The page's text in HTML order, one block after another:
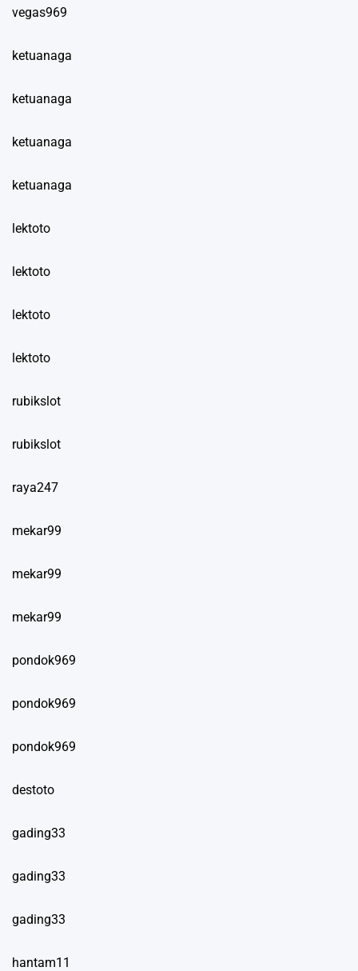
vegas969
ketuanaga
ketuanaga
ketuanaga
ketuanaga
lektoto
lektoto
lektoto
lektoto
rubikslot
rubikslot
raya247
mekar99
mekar99
mekar99
pondok969
pondok969
pondok969
destoto
gading33
gading33
gading33
hantam11